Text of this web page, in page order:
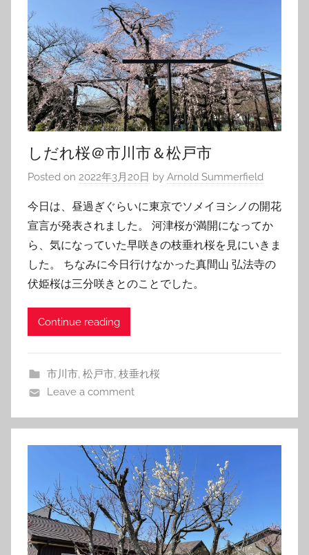
しだれ桜＠市川市＆松戸市
Posted on 2022年3月20日 by Arnold Summerfield
今日は、昼過ぎぐらいに東京でソメイヨシノの開花
宣言が発表されました。 河津桜が満開になってか
ら、気になっていた早咲きの枝垂れ桜を見にいきま
した。 ちなみに今日行けなかった真間山 弘法寺の
伏姫桜は三分咲きとのことでした。
Continue reading
市川市, 松戸市, 枝垂れ桜
Leave a comment